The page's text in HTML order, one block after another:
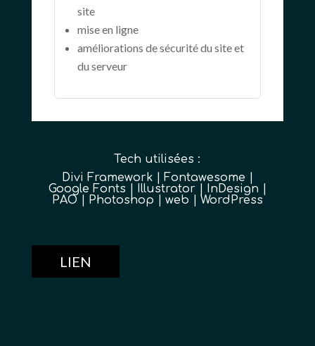
site
mise en ligne
améliorations de sécurité du site et
du serveur
Tech utilisées :
Divi Framework| Fontawesome
Google Fonts| Illustrator| InDesign
PAO
Photoshop web WordPress
LIEN